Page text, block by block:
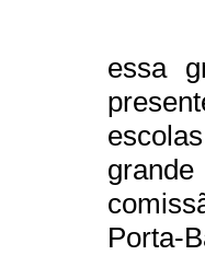
O
essa
Porta-